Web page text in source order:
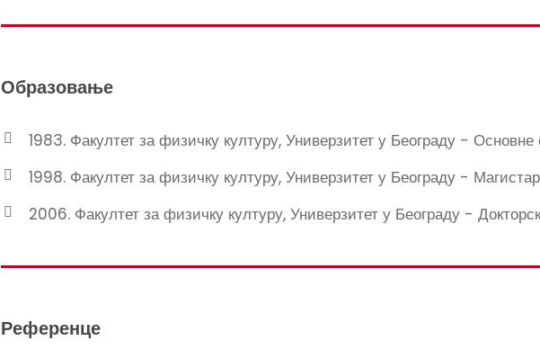
Образовање
1983. Факултет за физичку културу, Универзитет у Београду - Основне
1998. Факултет за физичку културу, Универзитет у Београду -
2006. Факултет за физичку културу, Универзитет у Београду -
Референце